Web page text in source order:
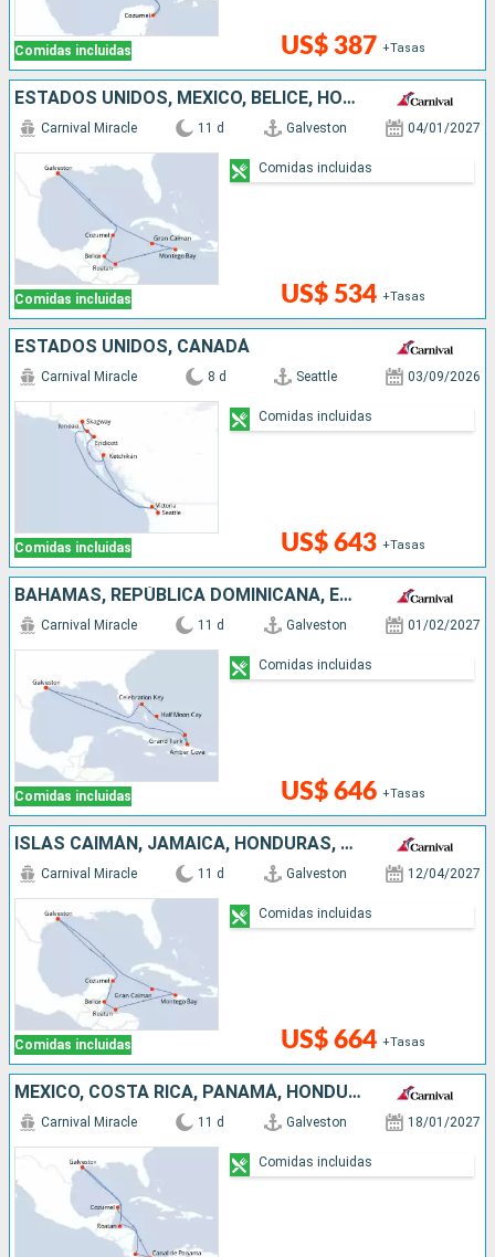
Comidas incluidas US$ 387 +Tasas
ESTADOS UNIDOS, MÉXICO, BELICE, HONDURAS, JAMAICA, ISLAS CAIMÁN
Comidas incluidas
Carnival Miracle 11 d Galveston 04/01/2027
US$ 534 +Tasas
Comidas incluidas
ESTADOS UNIDOS, CANADÁ
Comidas incluidas
Carnival Miracle 8 d Seattle 03/09/2026
US$ 643 +Tasas
Comidas incluidas
BAHAMAS, REPÚBLICA DOMINICANA, ESTADOS UNIDOS
Comidas incluidas
Carnival Miracle 11 d Galveston 01/02/2027
US$ 646 +Tasas
Comidas incluidas
ISLAS CAIMÁN, JAMAICA, HONDURAS, BELICE, MÉXICO, ESTADOS UNIDOS
Comidas incluidas
Carnival Miracle 11 d Galveston 12/04/2027
US$ 664 +Tasas
Comidas incluidas
MÉXICO, COSTA RICA, PANAMÁ, HONDURAS, ESTADOS UNIDOS
Carnival Miracle 11 d Galveston 18/01/2027
Comidas incluidas